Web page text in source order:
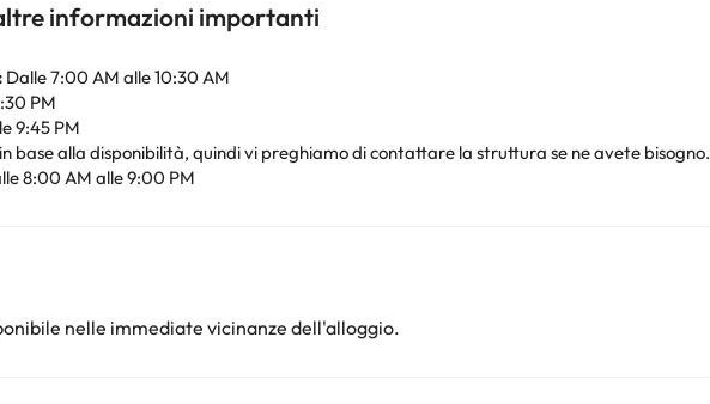
informazioni importanti
Dalle 7:00 AM alle 10:30 AM
PM
9:45 PM
base alla disponibilità, quindi vi preghiamo di contattare la struttura se ne avete bisogno.
8:00 AM alle 9:00 PM
nelle immediate vicinanze dell'alloggio.